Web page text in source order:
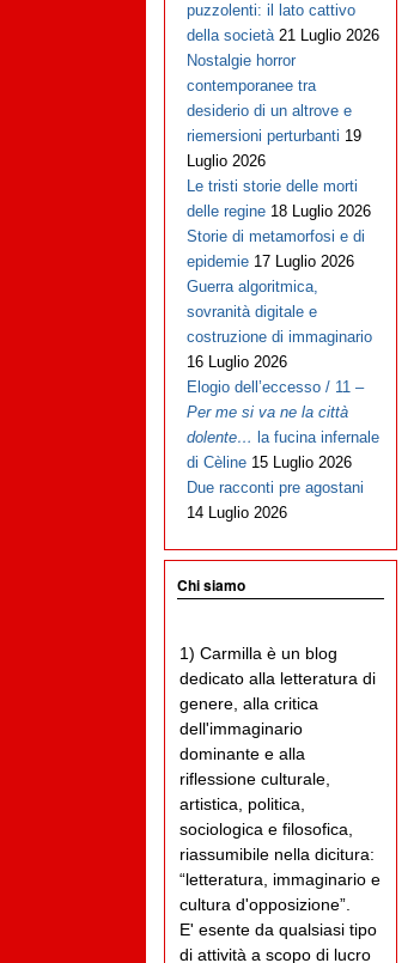
puzzolenti: il lato cattivo
della società 21 Luglio 2026
Nostalgie horror
contemporanee tra
desiderio di un altrove e
riemersioni perturbanti 19
Luglio 2026
Le tristi storie delle morti
delle regine 18 Luglio 2026
Storie di metamorfosi e di
epidemie 17 Luglio 2026
Guerra algoritmica,
sovranità digitale e
costruzione di immaginario
16 Luglio 2026
Elogio dell’eccesso / 11 –
Per me si va ne la città
dolente… la fucina infernale
di Cèline 15 Luglio 2026
Due racconti pre agostani
14 Luglio 2026
Chi siamo
1) Carmilla è un blog
dedicato alla letteratura di
genere, alla critica
dell'immaginario
dominante e alla
riflessione culturale,
artistica, politica,
sociologica e filosofica,
riassumibile nella dicitura:
“letteratura, immaginario e
cultura d'opposizione”.
E' esente da qualsiasi tipo
di attività a scopo di lucro